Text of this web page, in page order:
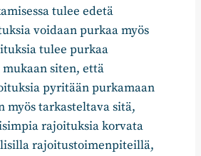
tulee edetä
voidaan purkaa myös
tulee purkaa
siten, että
pyritään purkamaan
myös tarkasteltava sitä,
rajoituksia korvata
rajoitustoimenpiteillä,